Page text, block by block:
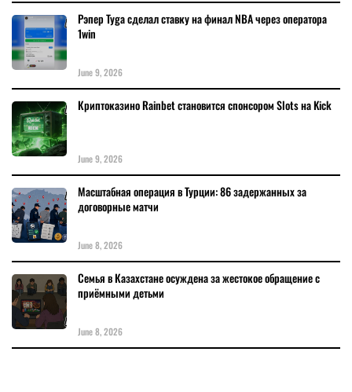
Рэпер Tyga сделал ставку на финал NBA через оператора
1win
June 9, 2026
Криптоказино Rainbet становится спонсором Slots на Kick
June 9, 2026
Масштабная операция в Турции: 86 задержанных за
договорные матчи
June 8, 2026
Семья в Казахстане осуждена за жестокое обращение с
приёмными детьми
June 8, 2026